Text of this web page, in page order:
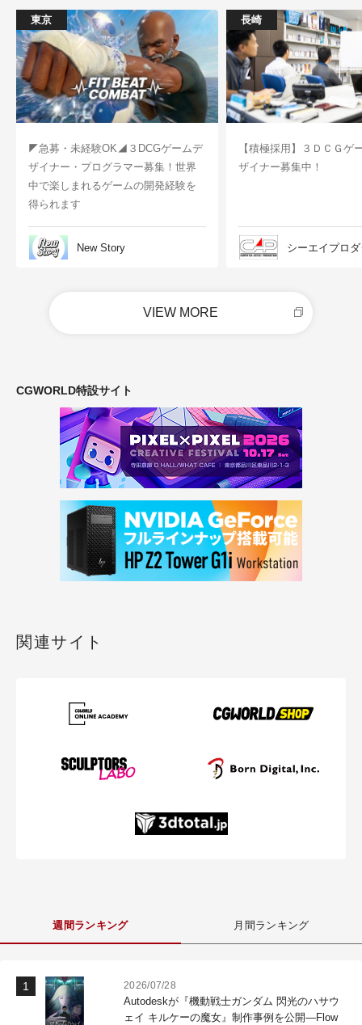
東京
◤急募・未経験OK◢３DCGゲームデ
ザイナー・プログラマー募集！世界
中で楽しまれるゲームの開発経験を
得られます
New Story
長崎
【積極採用】３ＤＣＧゲ
ザイナー募集中！
シーエイプロ
VIEW MORE
CGWORLD特設サイト
関連サイト
週間ランキング 月間ランキング
2026/07/28
Autodeskが『機動戦士ガンダム 閃光のハサウ
ェイ キルケーの魔女』制作事例を公開―Flow